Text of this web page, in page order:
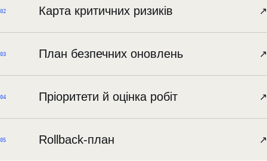
02 Карта критичних ризиків ↗︎
03 План безпечних оновлень ↗︎
04 Пріоритети й оцінка робіт ↗︎
05 Rollback-план ↗︎